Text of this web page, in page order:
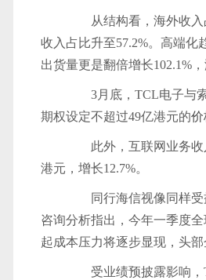
从结构看，海外收入占
收入占比升至57.2%。高端化
出货量更是翻倍增长102.1%
3月底，TCL电子与索
期权设定不超过49亿港元的价
此外，互联网业务收入
港元，增长12.7%。
同行海信视像同样受益
咨询分析指出，今年一季度全
起成本压力将逐步显现，头
受业绩预披露影响，